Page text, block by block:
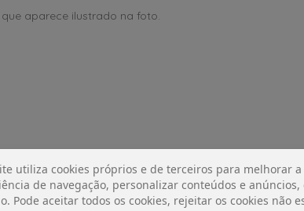
aparece ilustrado na foto.
utiliza cookies próprios e de terceiros para melhorar a
de navegação, personalizar conteúdos e anúncios,
Pode aceitar todos os cookies, rejeitar os cookies não